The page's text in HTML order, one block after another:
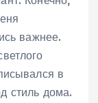
важнее.
в
стиль дома.